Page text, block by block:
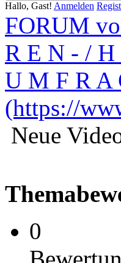
Hallo, Gast! Anmelden
FORUM
R E N - /
U M F R A
(https://
Neue
0